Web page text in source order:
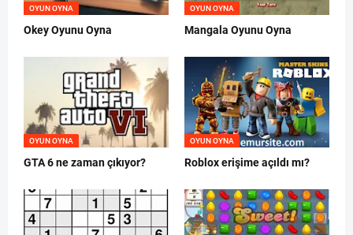
OYUN OYNA
Okey Oyunu Oyna
OYUN OYNA
Mangala Oyunu Oyna
OYUN OYNA
GTA 6 ne zaman çıkıyor?
OYUN OYNA
Roblox erişime açıldı mı?